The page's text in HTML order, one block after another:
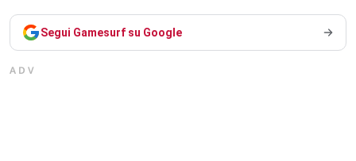
Segui Gamesurf su Google
ADV